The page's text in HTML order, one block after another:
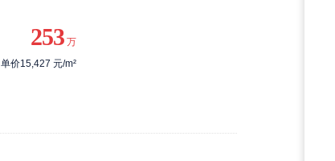
253 万
单价15,427 元/m²